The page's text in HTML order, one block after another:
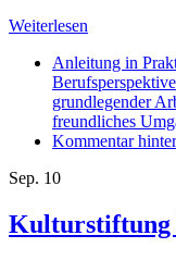
Weiterlesen
Anleitung in
Berufsperspektive
grundlegender
freundliches
Kommentar
Sep. 10
Kulturstiftung